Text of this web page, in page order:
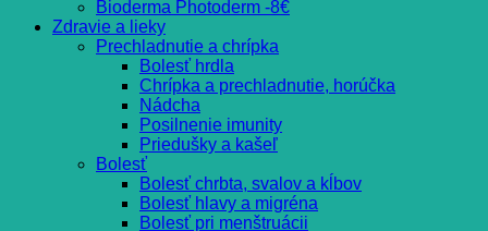
Bioderma Photoderm -8€
Zdravie a lieky
Prechladnutie a chrípka
Bolesť hrdla
Chrípka a prechladnutie, horúčka
Nádcha
Posilnenie imunity
Priedušky a kašeľ
Bolesť
Bolesť chrbta, svalov a kĺbov
Bolesť hlavy a migréna
Bolesť pri menštruácii